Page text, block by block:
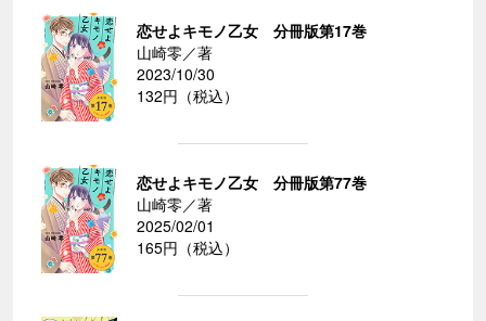
恋せよキモノ乙女 分冊版第17巻
山崎零／著
2023/10/30
132円（税込）
恋せよキモノ乙女 分冊版第77巻
山崎零／著
2025/02/01
165円（税込）